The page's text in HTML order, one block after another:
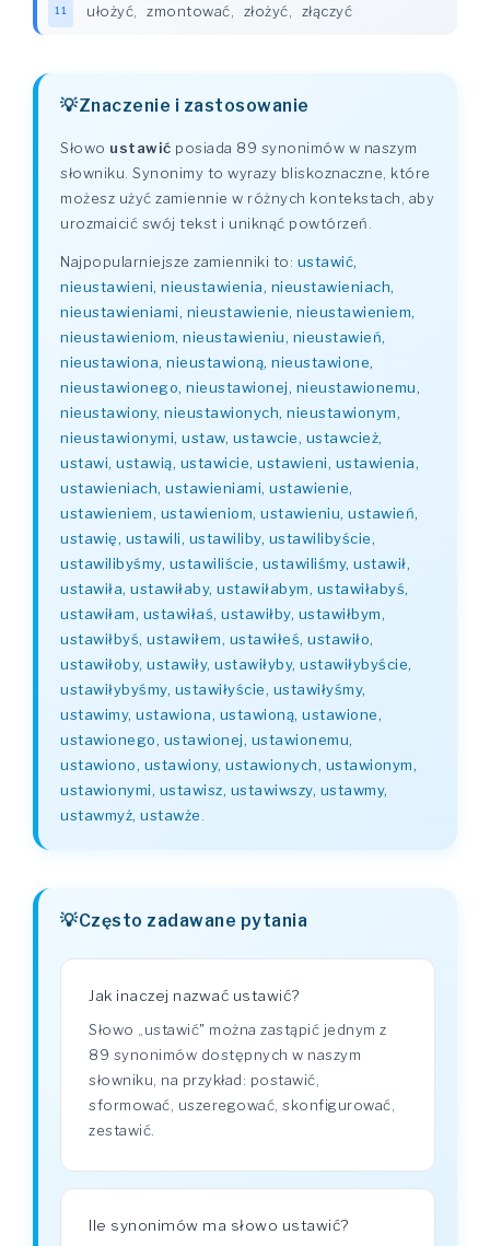
11 ułożyć zmontować złożyć złączyć
Znaczenie i zastosowanie
Słowo ustawić posiada 89 synonimów w naszym
słowniku. Synonimy to wyrazy bliskoznaczne, które
możesz użyć zamiennie w różnych kontekstach, aby
urozmaicić swój tekst i uniknąć powtórzeń.
Najpopularniejsze zamienniki to: ustawić,
nieustawieni, nieustawienia, nieustawieniach,
nieustawieniami, nieustawienie, nieustawieniem,
nieustawieniom, nieustawieniu, nieustawień,
nieustawiona, nieustawioną, nieustawione,
nieustawionego, nieustawionej, nieustawionemu,
nieustawiony, nieustawionych, nieustawionym,
nieustawionymi, ustaw, ustawcie, ustawcież,
ustawi, ustawią, ustawicie, ustawieni, ustawienia,
ustawieniach, ustawieniami, ustawienie,
ustawieniem, ustawieniom, ustawieniu, ustawień,
ustawię, ustawili, ustawiliby, ustawilibyście,
ustawilibyśmy, ustawiliście, ustawiliśmy, ustawił,
ustawiła, ustawiłaby, ustawiłabym, ustawiłabyś,
ustawiłam, ustawiłaś, ustawiłby, ustawiłbym,
ustawiłbyś, ustawiłem, ustawiłeś, ustawiło,
ustawiłoby, ustawiły, ustawiłyby, ustawiłybyście,
ustawiłybyśmy, ustawiłyście, ustawiłyśmy,
ustawimy, ustawiona, ustawioną, ustawione,
ustawionego, ustawionej, ustawionemu,
ustawiono, ustawiony, ustawionych, ustawionym,
ustawionymi, ustawisz, ustawiwszy, ustawmy,
ustawmyż, ustawże
Często zadawane pytania
Jak inaczej nazwać ustawić?
Słowo „ustawić" można zastąpić jednym z
89 synonimów dostępnych w naszym
słowniku, na przykład: postawić,
sformować, uszeregować, skonfigurować,
zestawić.
Ile synonimów ma słowo ustawić?